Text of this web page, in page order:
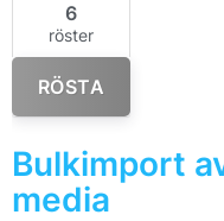
6
röster
RÖSTA
Bulkimport
media